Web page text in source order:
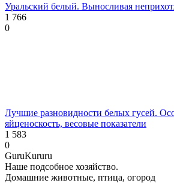
Уральский белый. Выносливая
1 766
0
Лучшие разновидности белых гусей.
яйценоскость, весовые показатели
1 583
0
GuruKururu
Наше подсобное хозяйство.
Домашние животные, птица, огород